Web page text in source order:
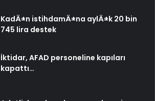
KadÄ±n istihdamÄ±na aylÄ±k 20 bin
745 lira destek
İktidar, AFAD personeline kapıları
kapattı…